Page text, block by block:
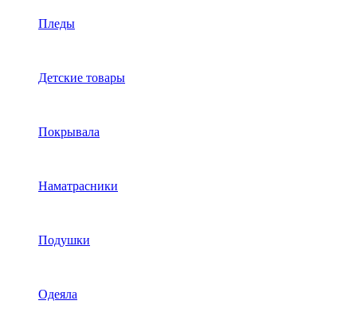
Пледы
Детские товары
Покрывала
Наматрасники
Подушки
Одеяла